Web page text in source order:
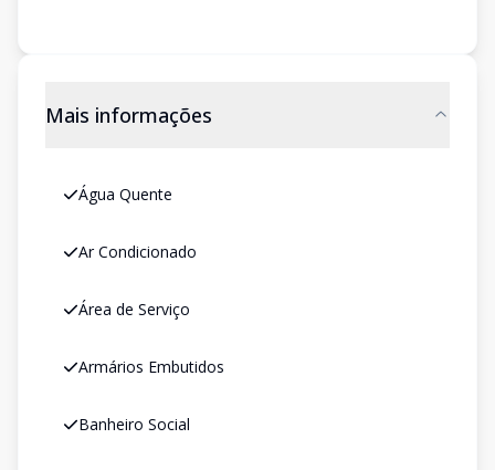
Mais informações
Água Quente
Ar Condicionado
Área de Serviço
Armários Embutidos
Banheiro Social